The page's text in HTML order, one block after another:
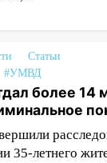
будут
в
Статьи
#УМВД
более 14
35-летнего